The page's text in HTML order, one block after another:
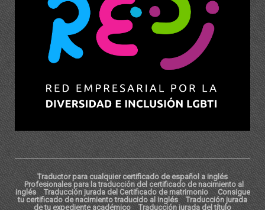
Traductor para cualquier certificado de español a inglés
Profesionales para la traducción del certificado de nacimiento al
inglés
Traducción jurada del Certificado de matrimonio
Consigue
tu certificado de nacimiento traducido al inglés
Traducción jurada
de tu expediente académico
Traducción jurada del título